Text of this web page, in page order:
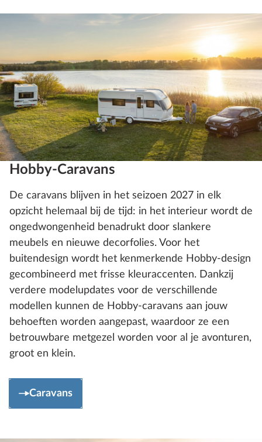
Hobby-Caravans
De caravans blijven in het seizoen 2027 in elk
opzicht helemaal bij de tijd: in het interieur wordt de
ongedwongenheid benadrukt door slankere
meubels en nieuwe decorfolies. Voor het
buitendesign wordt het kenmerkende Hobby-design
gecombineerd met frisse kleuraccenten. Dankzij
verdere modelupdates voor de verschillende
modellen kunnen de Hobby-caravans aan jouw
behoeften worden aangepast, waardoor ze een
betrouwbare metgezel worden voor al je avonturen,
groot en klein.
Caravans